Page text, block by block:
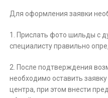
Для оформления заявки
1. Прислать фото шильды с
специалисту правильно
2. После подтверждения
необходимо оставить
центра, при этом внести